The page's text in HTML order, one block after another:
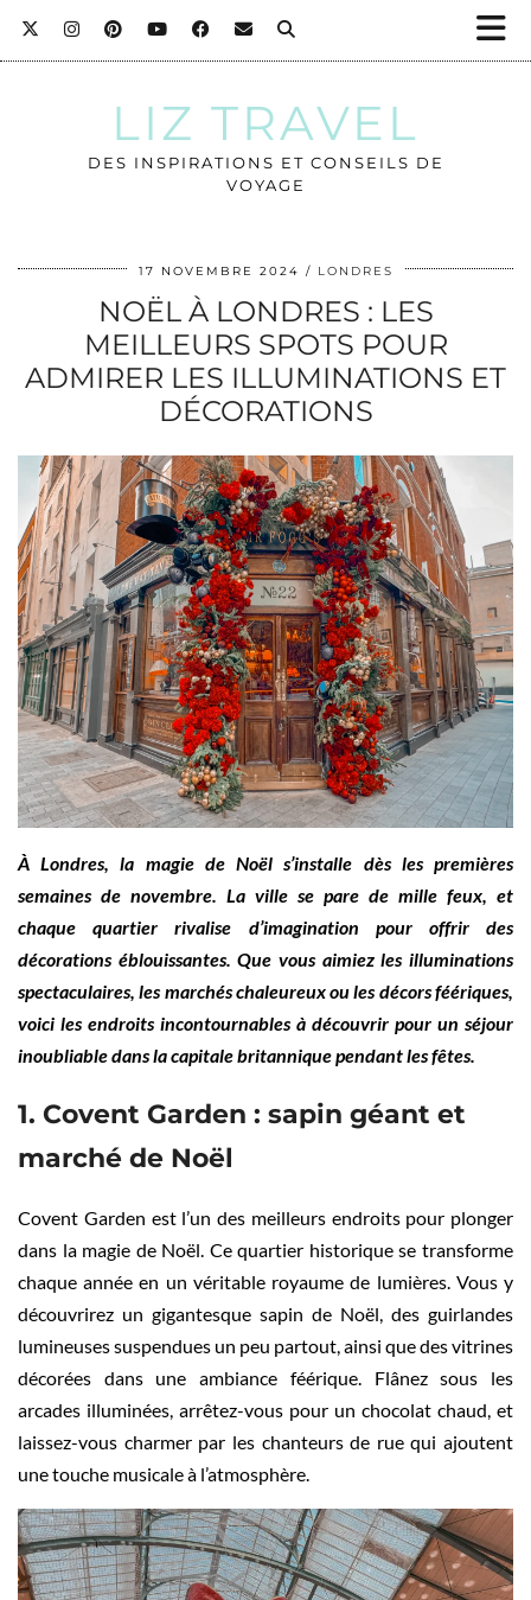
LIZ TRAVEL
DES INSPIRATIONS ET CONSEILS DE
VOYAGE
17 NOVEMBRE 2024 LONDRES
NOËL À LONDRES : LES
MEILLEURS SPOTS POUR
ADMIRER LES ILLUMINATIONS ET
DÉCORATIONS
À Londres, la magie de Noël s’installe dès les premières
semaines de novembre. La ville se pare de mille feux, et
chaque quartier rivalise d’imagination pour offrir des
décorations éblouissantes. Que vous aimiez les illuminations
spectaculaires, les marchés chaleureux ou les décors féériques,
voici les endroits incontournables à découvrir pour un séjour
inoubliable dans la capitale britannique pendant les fêtes.
1. Covent Garden : sapin géant et
marché de Noël
Covent Garden est l’un des meilleurs endroits pour plonger
dans la magie de Noël. Ce quartier historique se transforme
chaque année en un véritable royaume de lumières. Vous y
découvrirez un gigantesque sapin de Noël, des guirlandes
lumineuses suspendues un peu partout, ainsi que des vitrines
décorées dans une ambiance féérique. Flânez sous les
arcades illuminées, arrêtez-vous pour un chocolat chaud, et
laissez-vous charmer par les chanteurs de rue qui ajoutent
une touche musicale à l’atmosphère.